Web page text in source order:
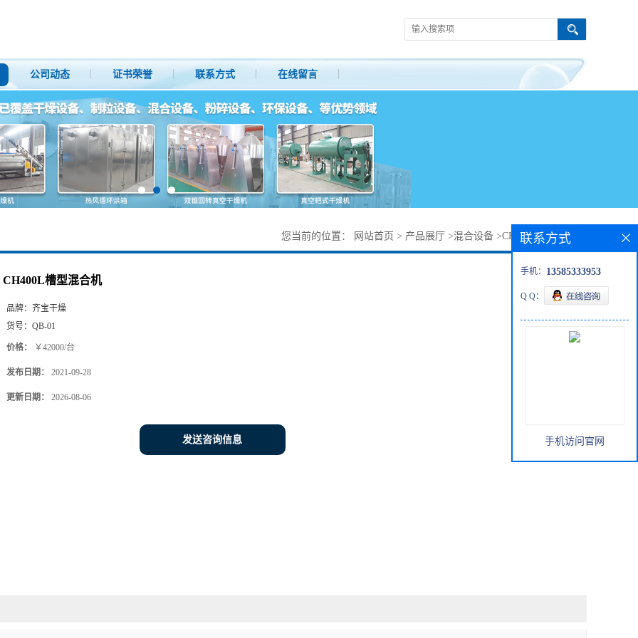
公司动态 证书荣誉 联系方式 在线留言
您当前的位置： 网站首页 > 产品展厅 >混合设备 >CH400L槽型混合机
CH400L槽型混合机
品牌： 齐宝干燥
货号： QB-01
价格： ￥42000/台
发布日期： 2021-09-28
更新日期： 2026-08-06
发送咨询信息
联系方式
手机： 13585333953
Q Q：
手机访问官网